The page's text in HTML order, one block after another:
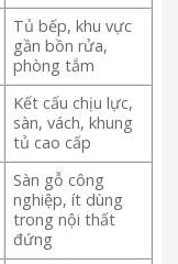
Tủ bếp, khu vực
gần bồn rửa,
phòng tắm
Kết cấu chịu lực,
sàn, vách, khung
tủ cao cấp
Sàn gỗ công
nghiệp, ít dùng
trong nội thất
đứng